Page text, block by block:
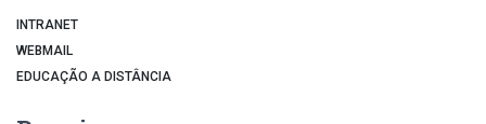
INTRANET
WEBMAIL
EDUCAÇÃO A DISTÂNCIA